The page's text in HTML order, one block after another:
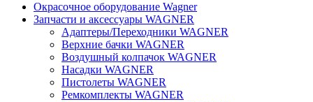
Окрасочное оборудование Wagner
Запчасти и аксессуары WAGNER
Адаптеры/Переходники WAGNER
Верхние бачки WAGNER
Воздушный колпачок WAGNER
Насадки WAGNER
Пистолеты WAGNER
Ремкомплекты WAGNER